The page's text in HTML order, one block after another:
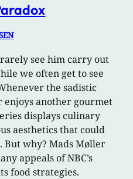
see him carry out
we often get to see
the sadistic
another gourmet
displays culinary
aesthetics that could
But why? Mads Møller
appeals of NBC’s
food strategies.